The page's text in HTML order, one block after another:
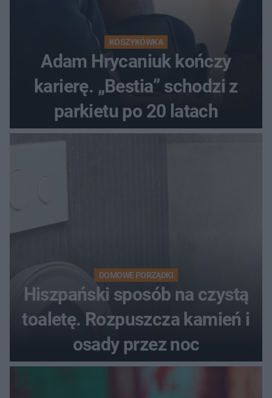
KOSZYKÓWKA
Adam Hrycaniuk kończy
karierę. „Bestia” schodzi z
parkietu po 20 latach
DOMOWE PORZĄDKI
Hiszpański sposób na czystą
toaletę. Rozpuszcza kamień i
osady przez noc